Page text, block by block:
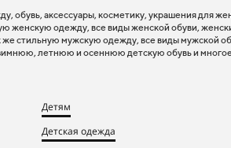
обувь, аксессуары, косметику, украшения для
женскую одежду, все виды женской обуви,
стильную мужскую одежду, все виды мужской
летнюю и осеннюю детскую обувь и
Детям
Детская одежда